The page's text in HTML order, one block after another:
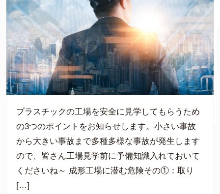
プラスチックの工場を安全に見学してもらうため
の3つのポイントをお知らせします。小さい事故
から大きい事故まで多種多様な事故が発生します
ので、皆さん工場見学前に予備知識入れておいて
くださいね～ 成形工場に潜む危険その①：取り
[…]